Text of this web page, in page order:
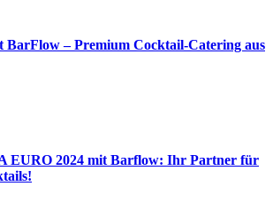
BarFlow – Premium Cocktail-Catering aus
EURO 2024 mit Barflow: Ihr Partner für